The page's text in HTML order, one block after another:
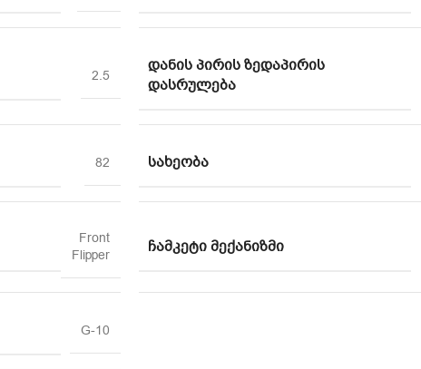
2.5
ᲓᲐᲜᲘᲡ ᲞᲘᲠᲘᲡ ᲖᲔᲓᲐᲞᲘᲠᲘᲡ
ᲓᲐᲡᲠᲣᲚᲔᲑᲐ
82 ᲡᲐᲮᲔᲝᲑᲐ
Front
Flipper
ᲩᲐᲛᲙᲔᲢᲘ ᲛᲔᲥᲐᲜᲘᲖᲛᲘ
G-10